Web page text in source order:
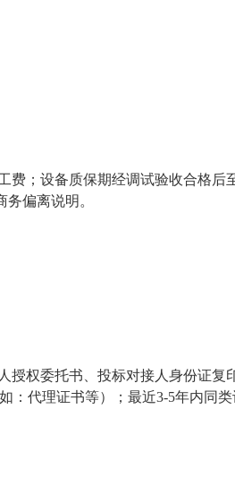
；设备质保期经调试验收合格
偏离说明。
权委托书、投标对接人身份证
代理证书等）；最近3-5年内同